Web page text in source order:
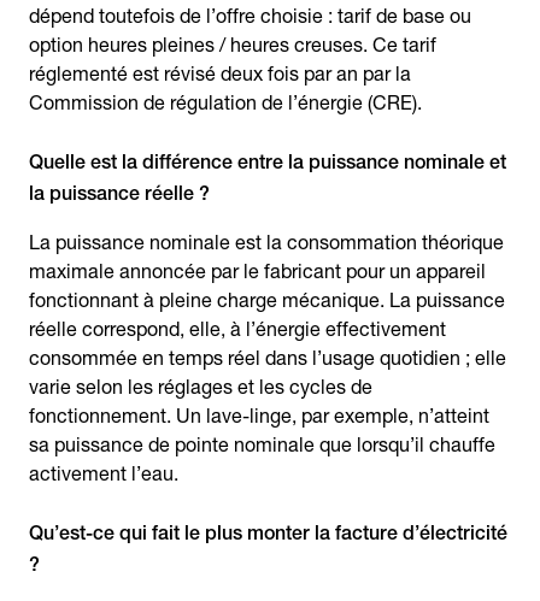
dépend toutefois de l’offre choisie : tarif de base ou
option heures pleines / heures creuses. Ce tarif
réglementé est révisé deux fois par an par la
Commission de régulation de l’énergie (CRE).
Quelle est la différence entre la puissance nominale et
la puissance réelle ?
La puissance nominale est la consommation théorique
maximale annoncée par le fabricant pour un appareil
fonctionnant à pleine charge mécanique. La puissance
réelle correspond, elle, à l’énergie effectivement
consommée en temps réel dans l’usage quotidien ; elle
varie selon les réglages et les cycles de
fonctionnement. Un lave-linge, par exemple, n’atteint
sa puissance de pointe nominale que lorsqu’il chauffe
activement l’eau.
Qu’est-ce qui fait le plus monter la facture d’électricité
?